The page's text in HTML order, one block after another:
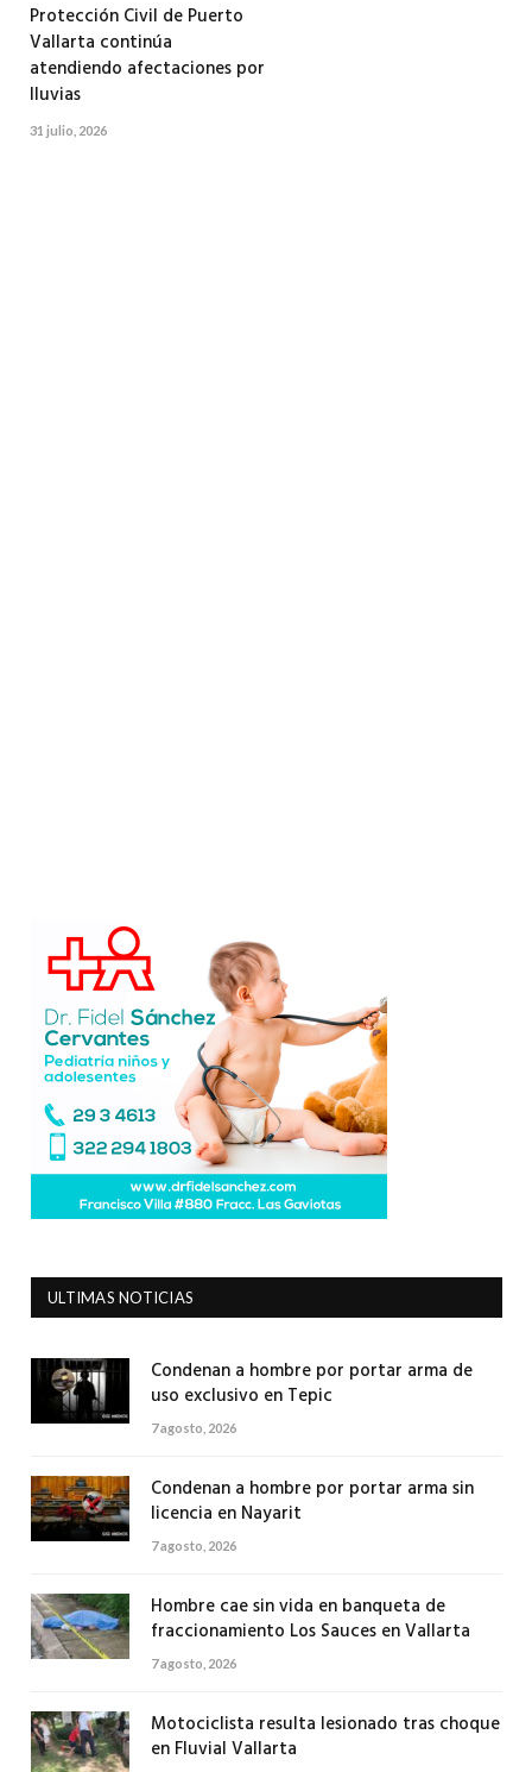
Protección Civil de Puerto
Vallarta continúa
atendiendo afectaciones por
lluvias
31 julio, 2026
ULTIMAS NOTICIAS
Condenan a hombre por portar arma de
uso exclusivo en Tepic
7 agosto, 2026
Condenan a hombre por portar arma sin
licencia en Nayarit
7 agosto, 2026
Hombre cae sin vida en banqueta de
fraccionamiento Los Sauces en Vallarta
7 agosto, 2026
Motociclista resulta lesionado tras choque
en Fluvial Vallarta